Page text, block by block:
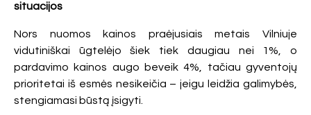
situacijos
Nors nuomos kainos praėjusiais metais Vilniuje
vidutiniškai ūgtelėjo šiek tiek daugiau nei 1%, o
pardavimo kainos augo beveik 4%, tačiau gyventojų
prioritetai iš esmės nesikeičia – jeigu leidžia galimybės,
stengiamasi būstą įsigyti.